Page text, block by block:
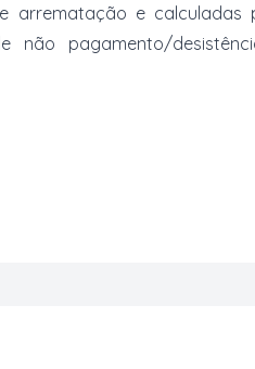
arrematação e
pagamento/